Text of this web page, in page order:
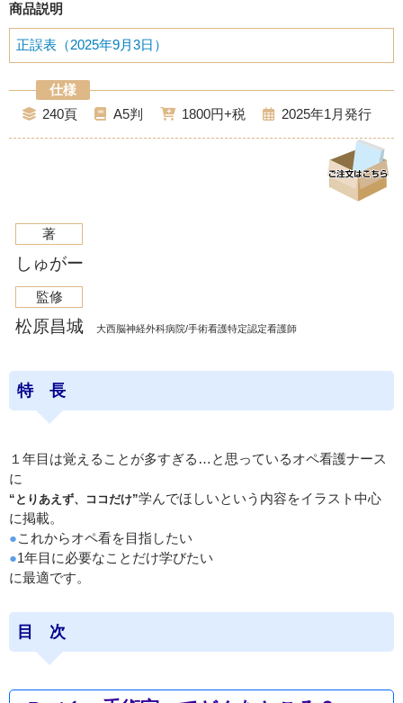
商品説明
正誤表（2025年9月3日）
240 A5 1800 2025年1月
著
しゅがー
監修
松原昌城 大西脳神経外科病院/手術看護特定認定看護師
特 長
１年目は覚えることが多すぎる…と思っているオペ看護ナース
に
“とりあえず、ココだけ”学んでほしいという内容をイラスト中心
に掲載。
●これからオペ看を目指したい
●1年目に必要なことだけ学びたい
に最適です。
目 次